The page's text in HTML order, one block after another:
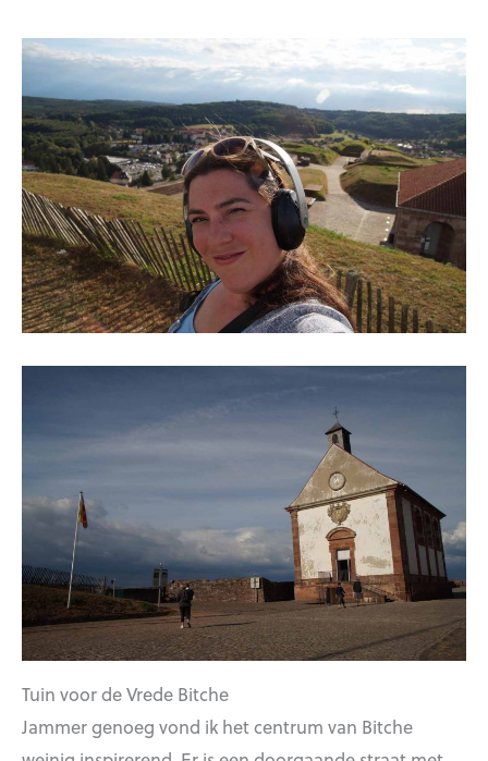
Tuin voor de Vrede Bitche
Jammer genoeg vond ik het centrum van Bitche